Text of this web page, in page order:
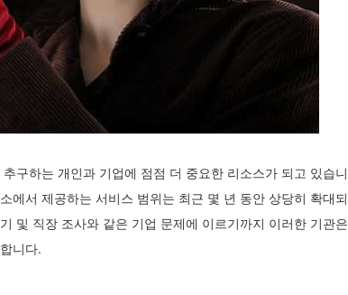
구하는 개인과 기업에 점점 더 중요한 리소스가 되고 있습니
에서 제공하는 서비스 범위는 최근 몇 년 동안 상당히 확대되
및 직장 조사와 같은 기업 문제에 이르기까지 이러한 기관은
니다.